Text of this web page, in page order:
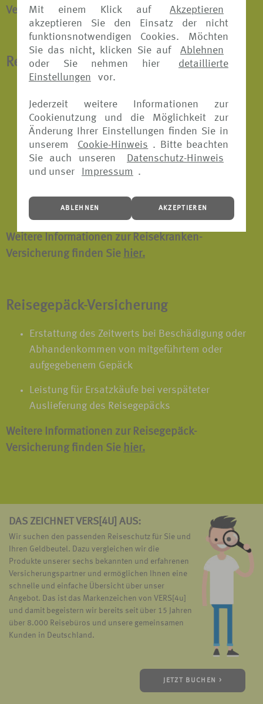
Mit einem Klick auf
Akzeptieren
akzeptieren Sie den Einsatz der nicht
funktionsnotwendigen Cookies. Möchten
Sie das nicht, klicken Sie auf
Ablehnen
oder Sie nehmen hier
detaillierte
Einstellungen
vor.
Jederzeit weitere Informationen zur
Cookienutzung und die Möglichkeit zur
Änderung Ihrer Einstellungen finden Sie in
unserem
Cookie-Hinweis . Bitte beachten
Sie auch unseren
Datenschutz-Hinweis
und unser
Impressum .
ABLEHNEN AKZEPTIEREN
Versicherung finden Sie
hier.
Reisekranken-Versicherung
notwendige Heilbehandlungen im Ausland
inklusive aller verordneten Arzneimittel
Krankenrücktransport
Schmerzstillende Zahnbehandlungen
Rooming-In bei stationärer Behandlung von
Kindern unter 18 Jahren
Weitere Informationen zur Reisekranken-
Versicherung finden Sie hier.
Reisegepäck-Versicherung
Erstattung des Zeitwerts bei Beschädigung oder
Abhandenkommen von mitgeführtem oder
aufgegebenem Gepäck
Leistung für Ersatzkäufe bei verspäteter
Auslieferung des Reisegepäcks
Weitere Informationen zur Reisegepäck-
Versicherung finden Sie hier.
DAS ZEICHNET VERS[4U] AUS:
Wir suchen den passenden Reiseschutz für Sie und
Ihren Geldbeutel. Dazu vergleichen wir die
Produkte unserer sechs bekannten und erfahrenen
Versicherungspartner und ermöglichen Ihnen eine
schnelle und einfache Übersicht über unser
Angebot. Das ist das Markenzeichen von VERS[4u]
und damit begeistern wir bereits seit über 15 Jahren
über 8.000 Reisebüros und unsere gemeinsamen
Kunden in Deutschland.
JETZT BUCHEN >